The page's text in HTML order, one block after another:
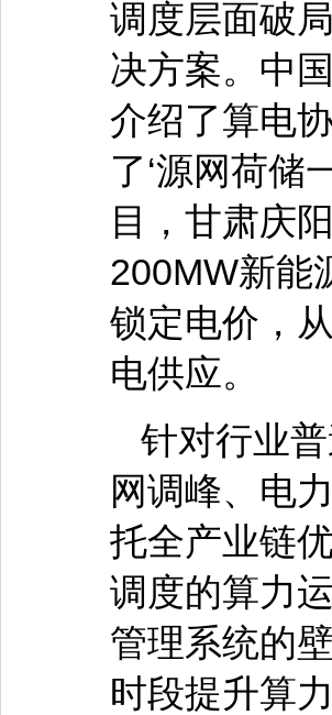
调度层面破
决方案。中
介绍了算电
了‘源网荷储
目，甘肃庆
200MW新能
锁定电价，
电供应。
针对行业
网调峰、电
托全产业链
调度的算力
管理系统的
时段提升算